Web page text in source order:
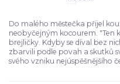
Do malého městečka přijel
neobyčejným kocourem. "Ten
brejličky. Kdyby se díval bez
zbarvili podle povah a skutků
svého vzniku nejúspěšnějšího